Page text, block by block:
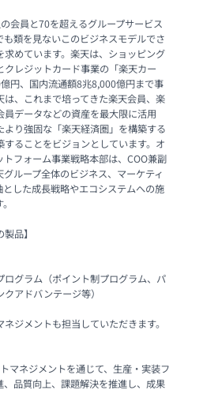
会員と70を超えるグループサービス
類を見ないこのビジネスモデルでさ
求めています。楽天は、ショッピング
レジットカード事業の「楽天カー
円、国内流通額8兆8,000億円まで事
、これまで培ってきた楽天会員、楽
データなどの資産を最大限に活用
より強固な「楽天経済圏」を構築する
ることをビジョンとしています。オ
フォーム事業戦略本部は、COO兼副
ループ全体のビジネス、マーケティ
した成長戦略やエコシステムへの施
品】
グラム（ポイント制プログラム、パ
アドバンテージ等）
ジメントも担当していただきます。
マネジメントを通じて、生産・実装フ
、品質向上、課題解決を推進し、成果